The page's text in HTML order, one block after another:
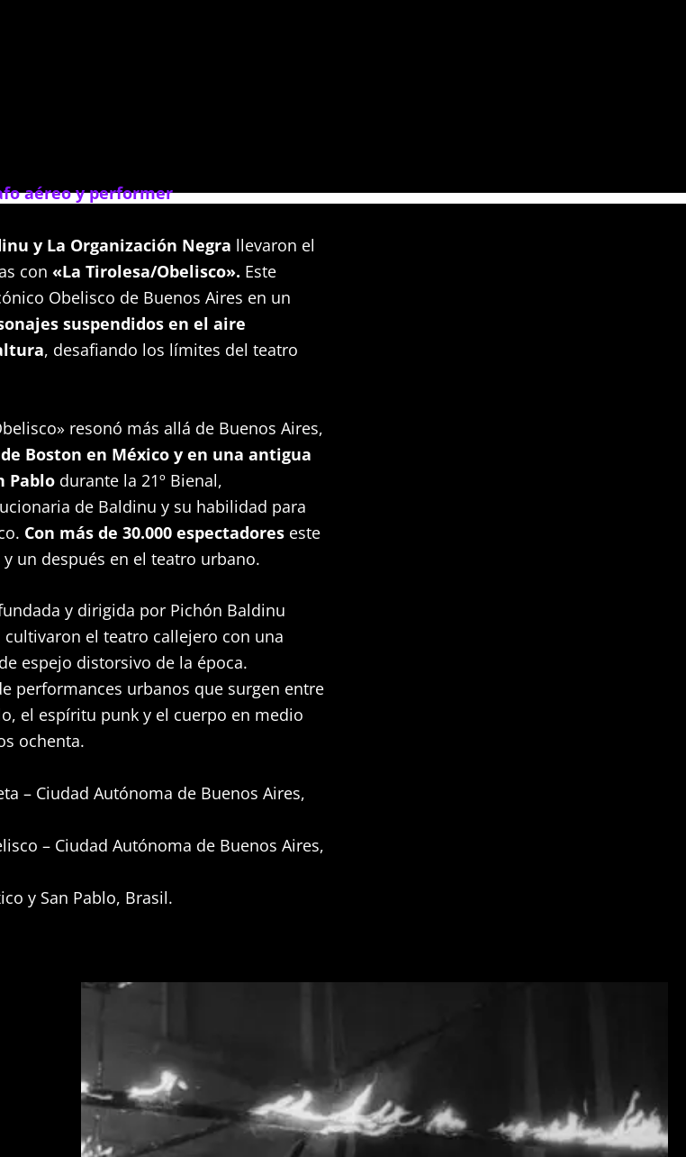
aéreo y performer
y La Organización Negra llevaron el
con «La Tirolesa/Obelisco». Este
Obelisco de Buenos Aires en un
suspendidos en el aire
, desafiando los límites del teatro
resonó más allá de Buenos Aires,
Boston en México y en una antigua
Pablodurante la 21º Bienal,
de Baldinu y su habilidad para
Con más de 30.000 espectadoreseste
un después en el teatro urbano.
y dirigida por Pichón Baldinu
el teatro callejero con una
espejo distorsivo de la época.
performances urbanos que surgen entre
el espíritu punk y el cuerpo en medio
ochenta.
– Ciudad Autónoma de Buenos Aires,
– Ciudad Autónoma de Buenos Aires,
y San Pablo, Brasil.